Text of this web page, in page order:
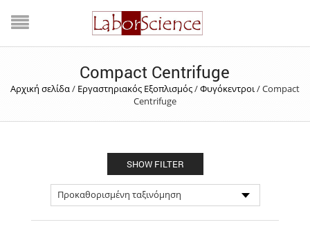
Compact Centrifuge
Αρχική σελίδα/ Εργαστηριακός Εξοπλισμός/Φυγόκεντροι/Compact
Centrifuge
SHOW FILTER